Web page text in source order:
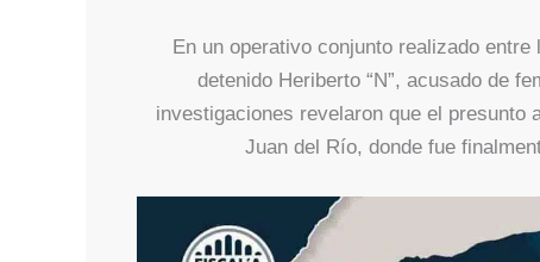
En un operativo conjunto realizado
detenido Heriberto “N”, acusado de
investigaciones revelaron que el presunto
Juan del Río, donde fue